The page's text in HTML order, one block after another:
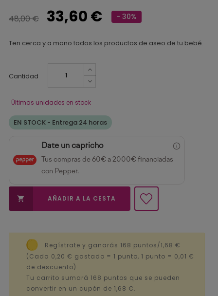
48,00 € 33,60 € - 30%
Ten cerca y a mano todos los productos de aseo de tu bebé.
Cantidad
Últimas unidades en stock
EN STOCK - Entrega 24 horas
Date un capricho
Tus compras de 60€ a 2000€ financiadas
con Pepper.
 AÑADIR A LA CESTA
Regístrate y ganarás 168 puntos/1,68 €
(Cada 0,20 € gastado = 1 punto, 1 punto = 0,01 €
de descuento).
Tu carrito sumará 168 puntos que se pueden
convertir en un cupón de 1,68 €.